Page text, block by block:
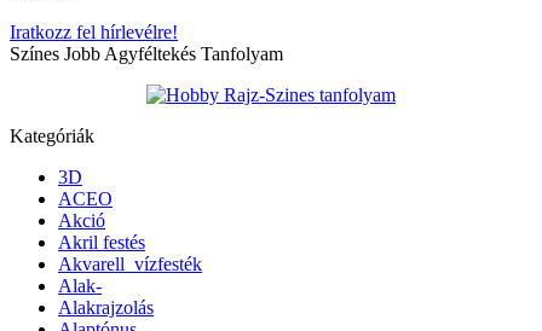
Iratkozz fel hírlevélre!
Színes Jobb Agyféltekés Tanfolyam
Kategóriák
3D
ACEO
Akció
Akril festés
Akvarell_vízfesték
Alak-
Alakrajzolás